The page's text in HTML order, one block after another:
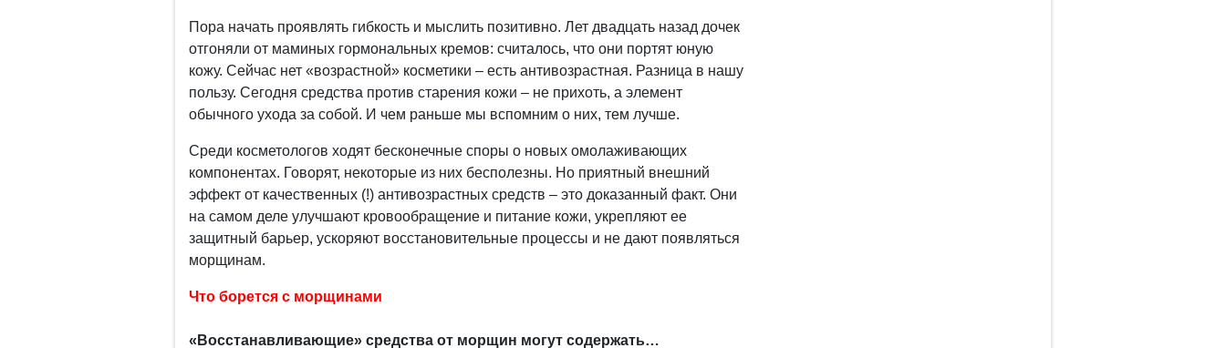
Пора начать проявлять гибкость и мыслить позитивно. Лет двадцать назад дочек
отгоняли от маминых гормональных кремов: считалось, что они портят юную
кожу. Сейчас нет «возрастной» косметики – есть антивозрастная. Разница в нашу
пользу. Сегодня средства против старения кожи – не прихоть, а элемент
обычного ухода за собой. И чем раньше мы вспомним о них, тем лучше.
Среди косметологов ходят бесконечные споры о новых омолаживающих
компонентах. Говорят, некоторые из них бесполезны. Но приятный внешний
эффект от качественных (!) антивозрастных средств – это доказанный факт. Они
на самом деле улучшают кровообращение и питание кожи, укрепляют ее
защитный барьер, ускоряют восстановительные процессы и не дают появляться
морщинам.
Что борется с морщинами
«Восстанавливающие» средства от морщин могут содержать…